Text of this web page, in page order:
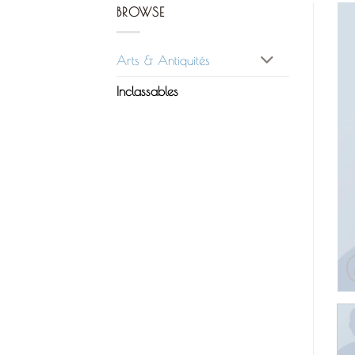
BROWSE
Arts & Antiquités
Inclassables